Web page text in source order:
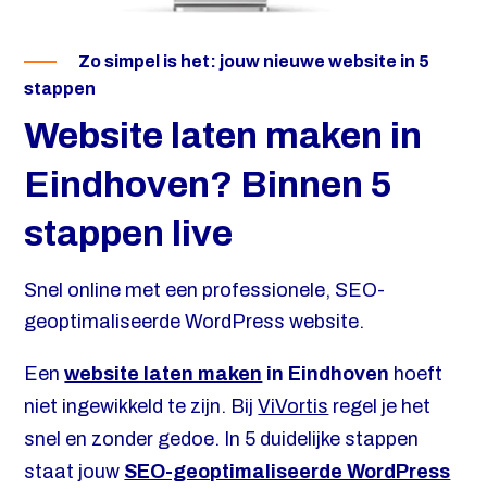
Zo simpel is het: jouw nieuwe website in 5
stappen
Website laten maken in
Eindhoven? Binnen 5
stappen live
Snel online met een professionele, SEO-
geoptimaliseerde WordPress website.
Eenwebsite laten maken in Eindhoven hoeft
niet ingewikkeld te zijn. BijViVortis regel je het
snel en zonder gedoe. In 5 duidelijke stappen
staat jouw SEO-geoptimaliseerde WordPress